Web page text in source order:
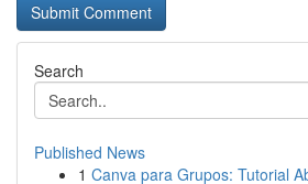
Search
Published News
1 Canva para Grupos: Tutorial